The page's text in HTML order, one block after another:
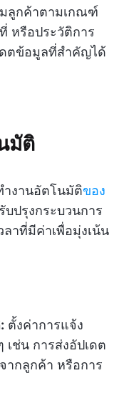
ลูกค้าตามเกณฑ์
หรือประวัติการ
ตข้อมูลที่สำคัญได้
มัติ
ำงานอัตโนมัติของ
บปรุงกระบวนการ
ลาที่มีค่าเพื่อมุ่งเน้น
ตั้งค่าการแจ้ง
ช่น การส่งอัปเดต
ากลูกค้า หรือการ